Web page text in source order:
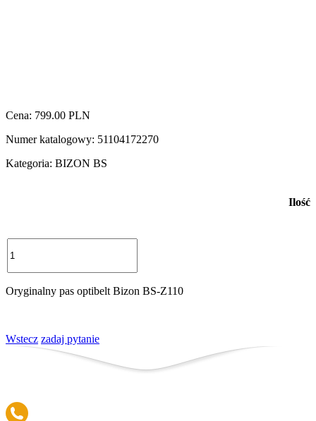
Cena: 799.00 PLN
Numer katalogowy: 51104172270
Kategoria: BIZON BS
Ilość
Oryginalny pas optibelt Bizon BS-Z110
Wstecz zadaj pytanie